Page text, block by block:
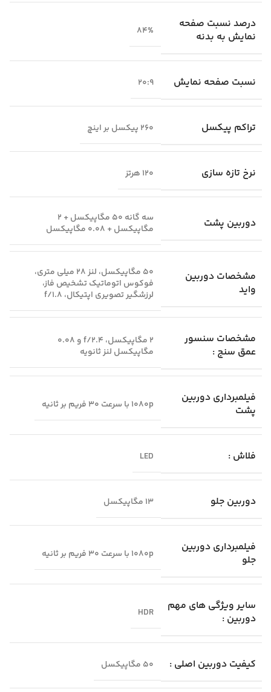
درصد نسبت صفحه
نمایش به بدنه
84%
نسبت صفحه نمایش 20:9
تراکم پیکسل 260 پیکسل بر اینچ
نرخ تازه‌ سازی 120 هرتز
دوربین پشت
سه گانه 50 مگاپیکسل + 2
مگاپیکسل + 0.08 مگاپیکسل
مشخصات دوربین
واید
50 مگاپیکسل، لنز 28 میلی متری،
فوکوس اتوماتیک تشخیص فاز،
لرزشگیر تصویری اپتیکال، f/1.8
مشخصات سنسور
عمق سنج :
2 مگاپیکسل، f/2.4 و 0.08
مگاپیکسل لنز ثانویه
فیلمبرداری دوربین
پشت
1080p با سرعت 30 فریم بر ثانیه
فلاش : LED
دوربین جلو 13 مگاپیکسل
فیلمبرداری دوربین
جلو
1080p با سرعت 30 فریم بر ثانیه
سایر ویژگی‌ های مهم
دوربین :
HDR
کیفیت دوربین اصلی : 50 مگاپیکسل